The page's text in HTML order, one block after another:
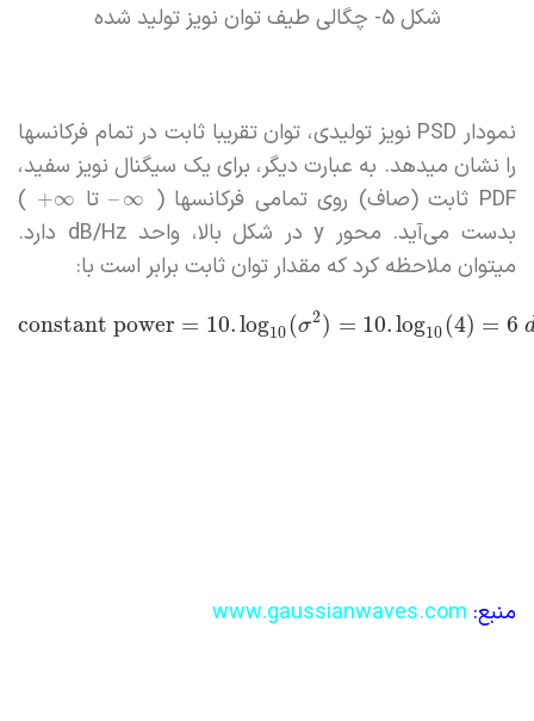
شکل 5- چگالی طیف توان نویز تولید شده
نمودار PSD نویز تولیدی، توان تقریبا ثابت در تمام فرکانسها
را نشان میدهد. به عبارت دیگر، برای یک سیگنال نویز سفید،
PDF ثابت (صاف) روی تمامی فرکانسها (
–∞ تا +∞
)
بدست می‌آید. محور y در شکل بالا، واحد dB/Hz دارد.
میتوان ملاحظه کرد که مقدار توان ثابت برابر است با:
constant power = 10.log10(σ2) = 10.log10(4) = 6
منبع: www.gaussianwaves.com